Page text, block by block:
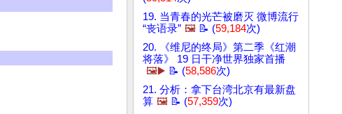
19. 当青春的光芒被磨灭 微博流行
“丧语录” 🖼️ 📝 (59,184次)
20. 《维尼的终局》第二季《红潮
将落》 19 日干净世界独家首播
🖼️▶️ 📝 (58,586次)
21. 分析：拿下台湾北京有最新盘
算 🖼️ 📝 (57,359次)